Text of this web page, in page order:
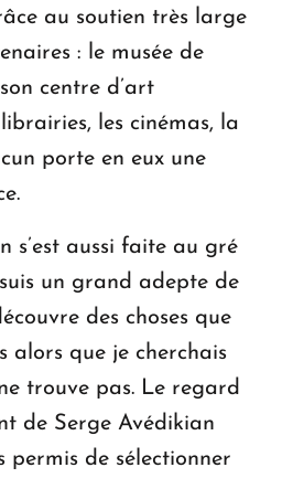
au soutien très large
: le musée de
centre d’art
les cinémas, la
porte en eux une
s’est aussi faite au gré
un grand adepte de
des choses que
alors que je cherchais
trouve pas. Le regard
de Serge Avédikian
permis de sélectionner